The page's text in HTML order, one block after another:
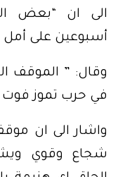
الى ان “بعض
أسبوعين على أمل
وقال: ” الموقف
في حرب تموز
واشار الى ان
شجاع وقوي